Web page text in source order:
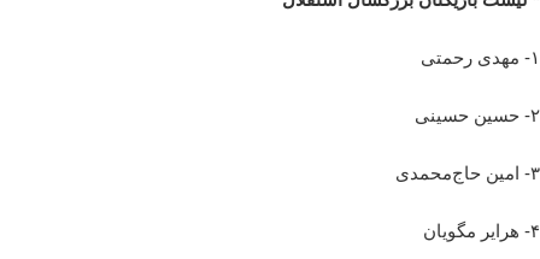
۱- مهدی رحمتی
۲- حسین حسینی
۳- امین حاج‌محمدی
۴- هرایر مگویان